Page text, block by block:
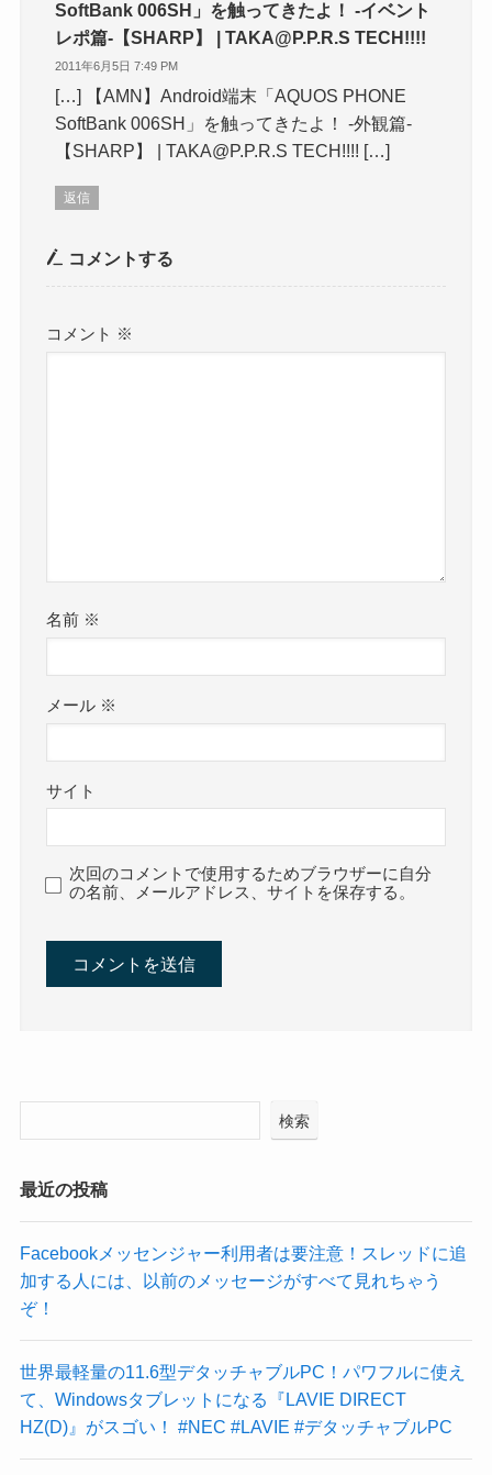
SoftBank 006SH」を触ってきたよ！ -イベント
レポ篇-【SHARP】 | TAKA@P.P.R.S TECH!!!!
2011年6月5日 7:49 PM
[…] 【AMN】Android端末「AQUOS PHONE
SoftBank 006SH」を触ってきたよ！ -外観篇-
【SHARP】 | TAKA@P.P.R.S TECH!!!! […]
返信
コメントする
コメント ※
名前 ※
メール ※
サイト
次回のコメントで使用するためブラウザーに自分
の名前、メールアドレス、サイトを保存する。
検索
最近の投稿
Facebookメッセンジャー利用者は要注意！スレッドに追
加する人には、以前のメッセージがすべて見れちゃう
ぞ！
世界最軽量の11.6型デタッチャブルPC！パワフルに使え
て、Windowsタブレットになる『LAVIE DIRECT
HZ(D)』がスゴい！ #NEC #LAVIE #デタッチャブルPC